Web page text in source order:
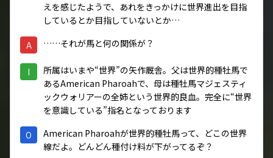
えを感じたようで、あれをきっかけに世界進出を目指
しているとか目指していないとか…
A ……それが馬と何の関係が？
I
所属はいまや“世界”の矢作厩舎。父は世界的種牡馬で
あるAmerican Pharoahで、母は種牡馬マジェスティ
ックウォリアーの全姉という世界的良血。完全に“世界
を意識している”指名となっております
O
American Pharoahが世界的種牡馬って、どこの世界
線だよ。どんどん種付け料が下がってるぞ？